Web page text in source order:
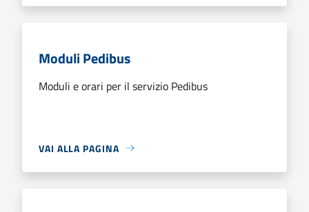
Moduli Pedibus
Moduli e orari per il servizio Pedibus
VAI ALLA PAGINA